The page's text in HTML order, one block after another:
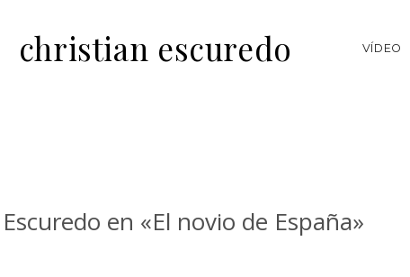
christian escuredo VÍDEO
en «El novio de España»